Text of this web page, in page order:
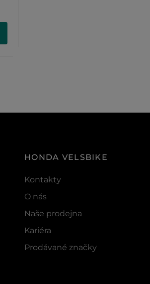
HONDA VELSBIKE
Kontakty
O nás
Naše prodejna
Kariéra
Prodávané značky